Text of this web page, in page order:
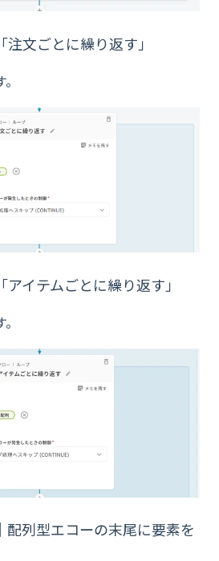
文ごとに繰り返す」
イテムごとに繰り返す」
配列型エコーの末尾に要素を